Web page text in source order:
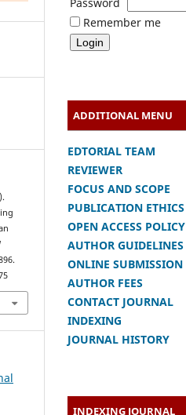
Remember me
ADDITIONAL MENU
EDTORIAL TEAM
REVIEWER
FOCUS AND SCOPE
PUBLICATION ETHICS
OPEN ACCESS POLICY
AUTHOR GUIDELINES
ONLINE SUBMISSION
AUTHOR FEES
CONTACT JOURNAL
INDEXING
JOURNAL HISTORY
INDEXING JOURNAL